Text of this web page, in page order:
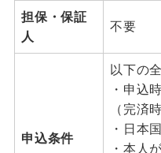
担保・保証
人
不要
申込条件
以下の
・申込
（完済
・日本
・本人